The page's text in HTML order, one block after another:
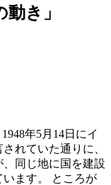
き」
年5月14日にイ
れていた通りに、
同じ地に国を建設
います。 ところが